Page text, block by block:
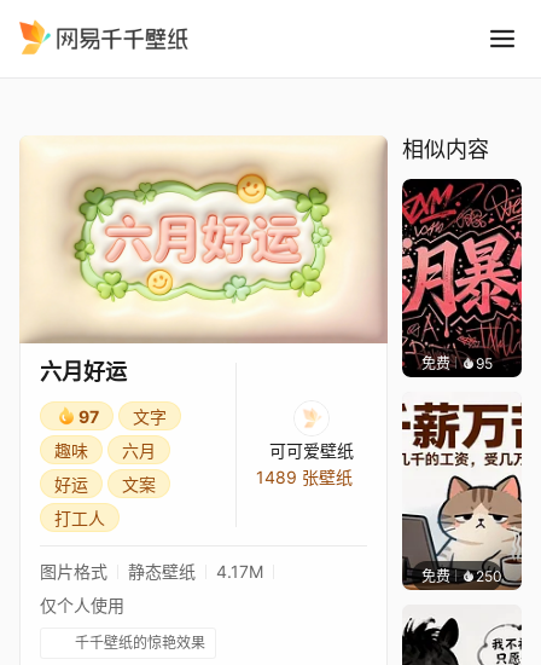
六月好运
97
文字
趣味
六月
好运
文案
打工人
可可爱壁纸
1489 张壁纸
图片格式 静态壁纸
4.17M
仅个人使用
千千壁纸的惊艳效果
相似内容
免费 95渔小小
免费 250渔小小